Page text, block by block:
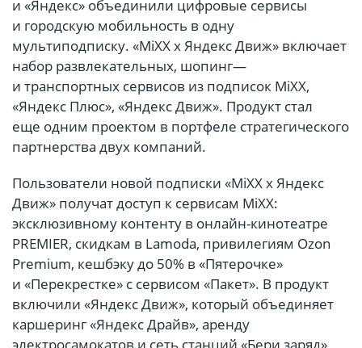
и «Яндекс» объединили цифровые сервисы
и городскую мобильность в одну
мультиподписку. «MiXX х Яндекс Движ» включает
набор развлекательных, шопинг—
и транспортных сервисов из подписок MiXX,
«Яндекс Плюс», «Яндекс Движ». Продукт стал
еще одним проектом в портфеле стратегического
партнерства двух компаний.
Пользователи новой подписки «MiXX х Яндекс
Движ» получат доступ к сервисам MiXX:
эксклюзивному контенту в онлайн-кинотеатре
PREMIER, скидкам в Lamoda, привилегиям Ozon
Premium, кешбэку до 50% в «Пятерочке»
и «Перекрестке» с сервисом «Пакет». В продукт
включили «Яндекс Движ», который объединяет
каршеринг «Яндекс Драйв», аренду